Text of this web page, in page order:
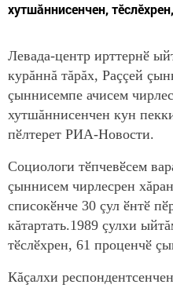
хутшăннисенчен,
Левада-центр ирттернӗ
курăннă тăрăх, Раççей
çыннисемпе ачисем
хутшăннисенчен кун
пӗлтерет РИА-Новости.
Социологи тӗпчевӗсем
çыннисем чирлесрен
списокӗнче 30 çул ӗнтӗ
кăтартать.1989 çулхи
тӗслӗхрен, 61 проценчӗ
Кăçалхи